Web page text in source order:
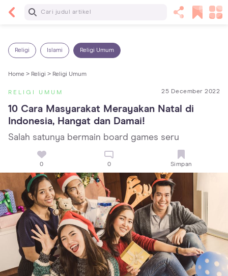
Baca Selanjutnya
Religi Islami Religi Umum
Home > Religi > Religi Umum
RELIGI UMUM 25 December 2022
10 Cara Masyarakat Merayakan Natal di
Indonesia, Hangat dan Damai!
Salah satunya bermain board games seru
0 0 Simpan